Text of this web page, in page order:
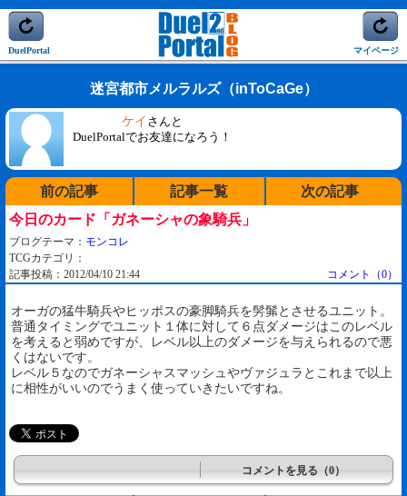
DuelPortal マイページ
迷宮都市メルラルズ（inToCaGe）
ケイ さんと
DuelPortalでお友達になろう！
前の記事 記事一覧
次の記事
今日のカード「ガネーシャの象騎兵」
ブログテーマ： モンコレ
TCGカテゴリ：
記事投稿：2012/04/10 21:44
コメント（0）
オーガの猛牛騎兵やヒッポスの豪脚騎兵を髣髴とさせるユニット。
普通タイミングでユニット１体に対して６点ダメージはこのレベル
を考えると弱めですが、レベル以上のダメージを与えられるので悪
くはないです。
レベル５なのでガネーシャスマッシュやヴァジュラとこれまで以上
に相性がいいのでうまく使っていきたいですね。
コメントを見る（0）